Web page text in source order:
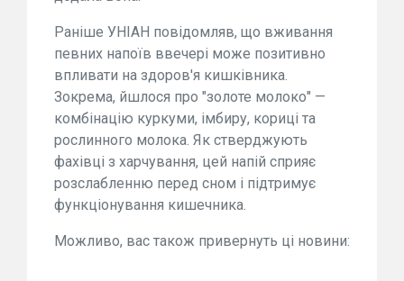
Раніше УНІАН повідомляв, що вживання
певних напоїв ввечері може позитивно
впливати на здоров'я кишківника.
Зокрема, йшлося про "золоте молоко" —
комбінацію куркуми, імбиру, кориці та
рослинного молока. Як стверджують
фахівці з харчування, цей напій сприяє
розслабленню перед сном і підтримує
функціонування кишечника.
Можливо, вас також привернуть ці новини: